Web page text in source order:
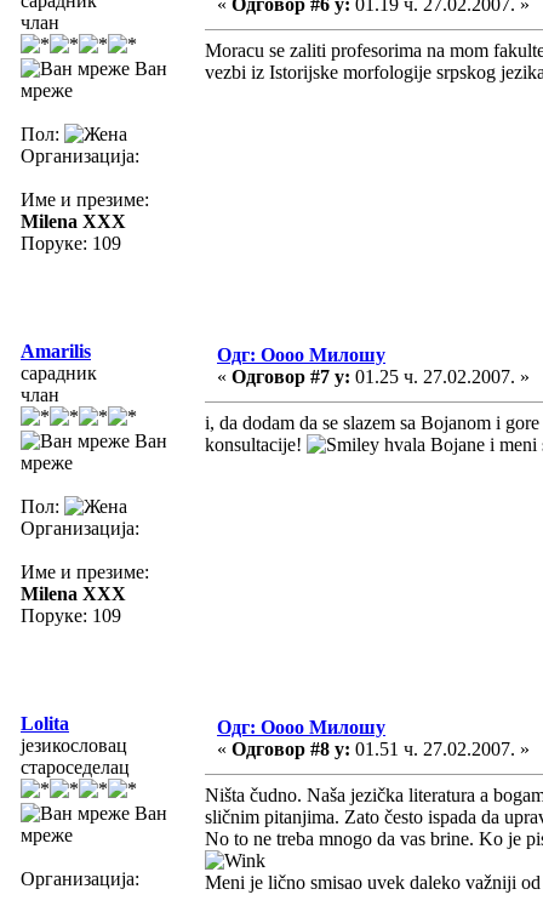
члан
Ван
мреже
Пол:
Организација:
Име и презиме:
Milena XXX
Поруке: 109
Moracu se zaliti profesorima na mom
vezbi iz Istorijske morfologije srpskog
Amarilis
сарадник
члан
Ван
мреже
Пол:
Организација:
Име и презиме:
Milena XXX
Поруке: 109
Одг: Оооо Милошу
« Одговор #7 у: 01.25 ч. 27.02.2007. »
i, da dodam da se slazem sa Bojanom i
konsultacije!
hvala Bojane i
Lolita
језикословац
староседелац
Ван
мреже
Организација:
Одг: Оооо Милошу
« Одговор #8 у: 01.51 ч. 27.02.2007. »
Ništa čudno. Naša jezička literatura a
sličnim pitanjima. Zato često ispada da
No to ne treba mnogo da vas brine. Ko je
Meni je lično smisao uvek daleko važniji